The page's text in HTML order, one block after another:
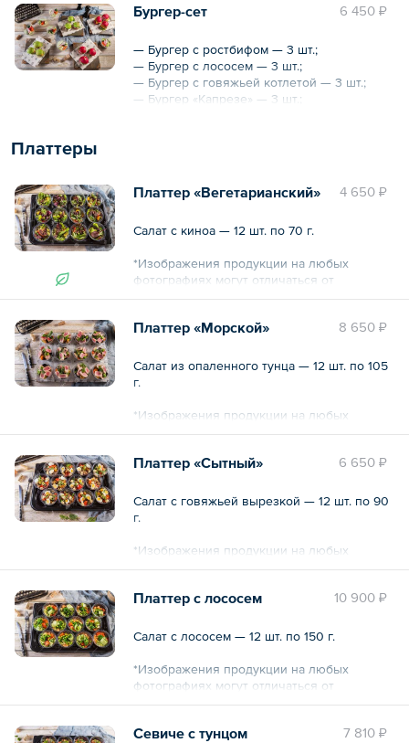
— Хлебная корзина — 3 порции по 350 г.
*Изображения продукции на любых
фотографиях могут отличаться от
оригиналов.
6 450 ₽
Бургер-сет
— Бургер с ростбифом — 3 шт.;
— Бургер с лососем — 3 шт.;
— Бургер с говяжьей котлетой — 3 шт.;
— Бургер «Капрезе» — 3 шт.;
оригиналов.
Общий вес – 1770 г
Платтеры
4 650 ₽
Платтер «Вегетарианский»
Салат с киноа — 12 шт. по 70 г.
*Изображения продукции на любых
фотографиях могут отличаться от
оригиналов.
8 650 ₽
Платтер «Морской»
Салат из опаленного тунца — 12 шт. по 105
г.
*Изображения продукции на любых
фотографиях могут отличаться от
6 650 ₽
Платтер «Сытный»
Салат с говяжьей вырезкой — 12 шт. по 90
г.
*Изображения продукции на любых
фотографиях могут отличаться от
Общий вес – 1080 г
10 900 ₽
Платтер с лососем
Салат с лососем — 12 шт. по 150 г.
*Изображения продукции на любых
фотографиях могут отличаться от
оригиналов.
Общий вес – 1740 г 7 810 ₽
Севиче с тунцом